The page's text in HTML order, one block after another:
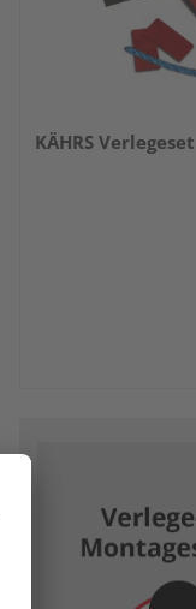
KÄHRS Verlegeset